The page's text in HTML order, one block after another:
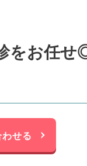
をお任せ
せる